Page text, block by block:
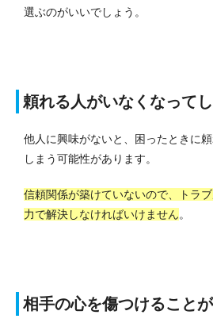
選ぶのがいいでしょう。
頼れる人がいなくなって
他人に興味がないと、困ったときに
しまう可能性があります。
信頼関係が築けていないので、トラ
力で解決しなければいけません。
相手の心を傷つけること